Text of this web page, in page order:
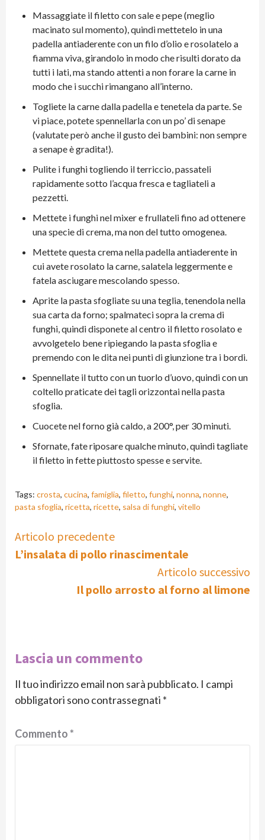
Massaggiate il filetto con sale e pepe (meglio
macinato sul momento), quindi mettetelo in una
padella antiaderente con un filo d’olio e rosolatelo a
fiamma viva, girandolo in modo che risulti dorato da
tutti i lati, ma stando attenti a non forare la carne in
modo che i succhi rimangano all’interno.
Togliete la carne dalla padella e tenetela da parte. Se
vi piace, potete spennellarla con un po’ di senape
(valutate però anche il gusto dei bambini: non sempre
a senape è gradita!).
Pulite i funghi togliendo il terriccio, passateli
rapidamente sotto l’acqua fresca e tagliateli a
pezzetti.
Mettete i funghi nel mixer e frullateli fino ad ottenere
una specie di crema, ma non del tutto omogenea.
Mettete questa crema nella padella antiaderente in
cui avete rosolato la carne, salatela leggermente e
fatela asciugare mescolando spesso.
Aprite la pasta sfogliate su una teglia, tenendola nella
sua carta da forno; spalmateci sopra la crema di
funghi, quindi disponete al centro il filetto rosolato e
avvolgetelo bene ripiegando la pasta sfoglia e
premendo con le dita nei punti di giunzione tra i bordi.
Spennellate il tutto con un tuorlo d’uovo, quindi con un
coltello praticate dei tagli orizzontai nella pasta
sfoglia.
Cuocete nel forno già caldo, a 200°, per 30 minuti.
Sfornate, fate riposare qualche minuto, quindi tagliate
il filetto in fette piuttosto spesse e servite.
Tags: crosta, cucina, famiglia, filetto, funghi, nonna, nonne,
pasta sfoglia, ricetta, ricette, salsa di funghi, vitello
Continue
Reading
Articolo precedente
L’insalata di pollo rinascimentale
Articolo successivo
Il pollo arrosto al forno al limone
Lascia un commento
Il tuo indirizzo email non sarà pubblicato. I campi
obbligatori sono contrassegnati *
Commento*